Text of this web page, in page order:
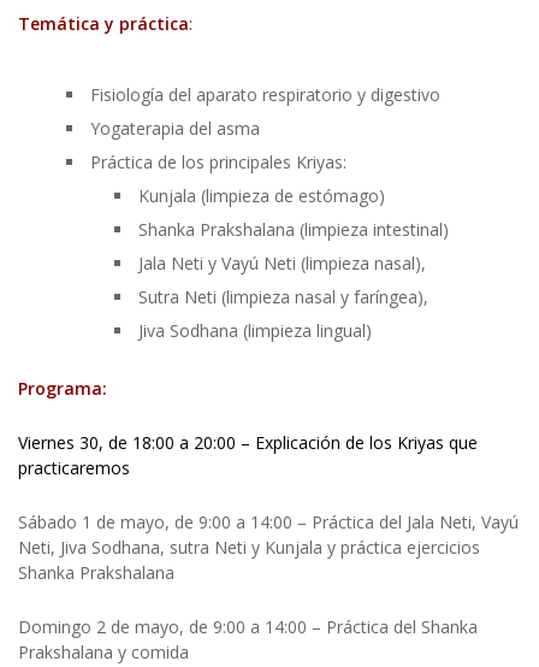
Temática y práctica:
Fisiología del aparato respiratorio y digestivo
Yogaterapia del asma
Práctica de los principales Kriyas:
Kunjala (limpieza de estómago)
Shanka Prakshalana (limpieza intestinal)
Jala Neti y Vayú Neti (limpieza nasal),
Sutra Neti (limpieza nasal y faríngea),
Jiva Sodhana (limpieza lingual)
Programa:
Viernes 30, de 18:00 a 20:00 – Explicación de los Kriyas que
practicaremos
Sábado 1 de mayo, de 9:00 a 14:00 – Práctica del Jala Neti, Vayú
Neti, Jiva Sodhana, sutra Neti y Kunjala y práctica ejercicios
Shanka Prakshalana
Domingo 2 de mayo, de 9:00 a 14:00 – Práctica del Shanka
Prakshalana y comida